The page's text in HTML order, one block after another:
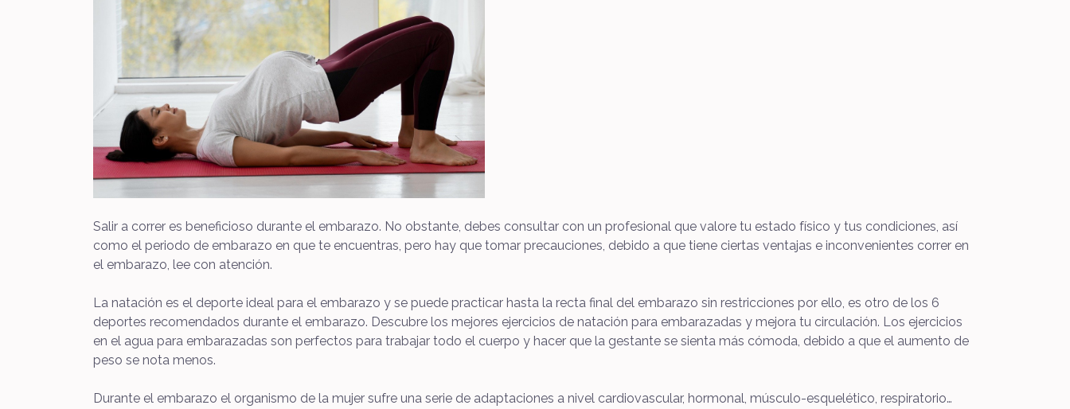
Salir a correr es beneficioso durante el embarazo. No obstante, debes consultar con un profesional que valore tu estado físico y tus condiciones, así
como el periodo de embarazo en que te encuentras, pero hay que tomar precauciones, debido a que tiene ciertas ventajas e inconvenientes correr en
el embarazo, lee con atención.
La natación es el deporte ideal para el embarazo y se puede practicar hasta la recta final del embarazo sin restricciones por ello, es otro de los 6
deportes recomendados durante el embarazo. Descubre los mejores ejercicios de natación para embarazadas y mejora tu circulación. Los ejercicios
en el agua para embarazadas son perfectos para trabajar todo el cuerpo y hacer que la gestante se sienta más cómoda, debido a que el aumento de
peso se nota menos.
Durante el embarazo el organismo de la mujer sufre una serie de adaptaciones a nivel cardiovascular, hormonal, músculo-esquelético, respiratorio…